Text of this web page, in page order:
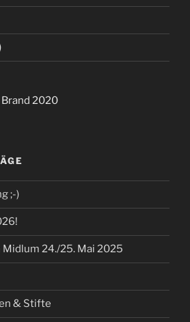
2020
;-)
24./25. Mai 2025
& Stifte